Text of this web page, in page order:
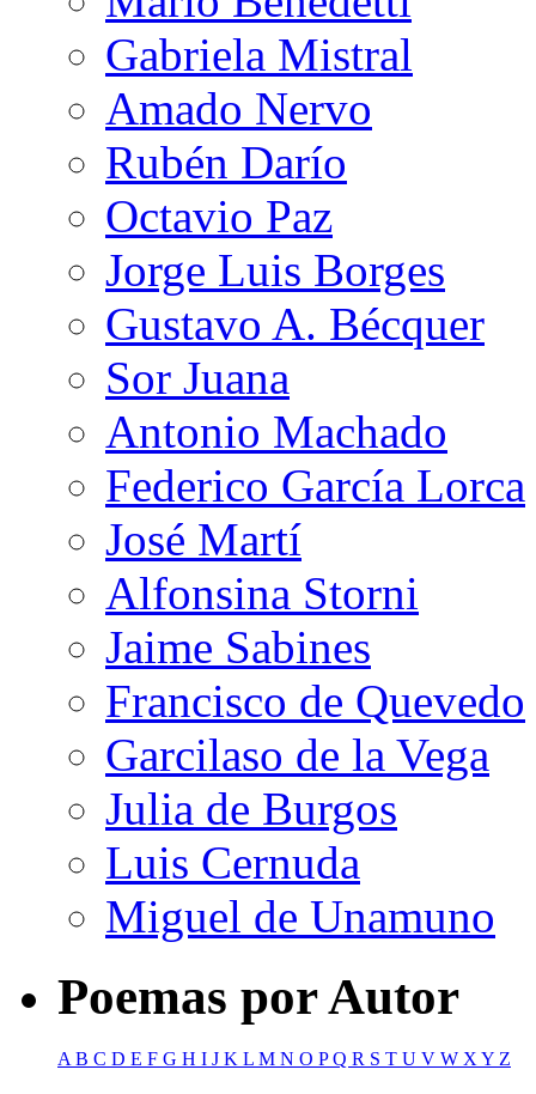
Gabriela Mistral
Amado Nervo
Rubén Darío
Octavio Paz
Jorge Luis Borges
Gustavo A. Bécquer
Sor Juana
Antonio Machado
Federico García Lorca
José Martí
Alfonsina Storni
Jaime Sabines
Francisco de Quevedo
Garcilaso de la Vega
Julia de Burgos
Luis Cernuda
Miguel de Unamuno
Poemas por Autor
AB C D E F G H I J K L M N O PQ R S T U V W XY Z